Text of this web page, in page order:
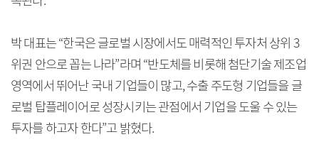
박 대표는 “한국은 글로벌 시장에서도 매력적인 투자처 상위 3
위권 안으로 꼽는 나라”라며 “반도체를 비롯해 첨단기술 제조업
영역에서 뛰어난 국내 기업들이 많고, 수출 주도형 기업들을 글
로벌 탑플레이어로 성장시키는 관점에서 기업을 도울 수 있는
투자를 하고자 한다”고 밝혔다.